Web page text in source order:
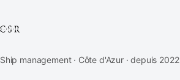
Ship management · Côte d'Azur · depuis 2022